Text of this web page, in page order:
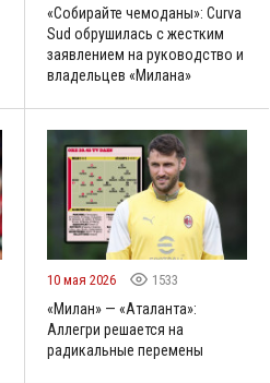
«Собирайте чемоданы»: Curva
Sud обрушилась с жестким
заявлением на руководство и
владельцев «Милана»
10 мая 2026 1533
«Милан» — «Аталанта»:
Аллегри решается на
радикальные перемены